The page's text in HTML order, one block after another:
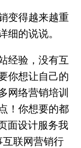
变得越来越重
细的说说。
经验，没有互
你想让自己的
网络营销培训
！你想要的都
面设计服务我
联网营销行